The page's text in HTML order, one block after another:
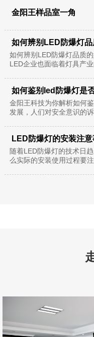
金阳王样品室一角
如何辨别LED防爆灯
如何辨别LED防爆灯品质
LED企业也面临着灯具产
如何鉴别led防爆灯是
金阳王科技为你解析如何
发展，人们对安全意识的
LED防爆灯的安装注
随着LED防爆灯的技术日
么实际的安装使用过程要